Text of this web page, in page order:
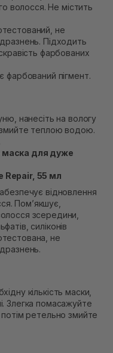
волосся. Не містить
не
Підходить
фарбованих
фарбований пігмент.
нанесіть на вологу
змийте теплою водою.
маска для дуже
Repair, 55 мл
відновлення
Пом’якшує,
зсередини,
силіконів
не
кількість маски,
Злегка помасажуйте
ретельно змийте